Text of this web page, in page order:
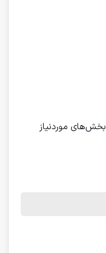
بخش‌های موردنیاز